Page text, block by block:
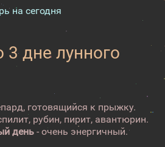
на сегодня
3 дне лунного
готовящийся к прыжку.
рубин, пирит, авантюрин.
день - очень энергичный.